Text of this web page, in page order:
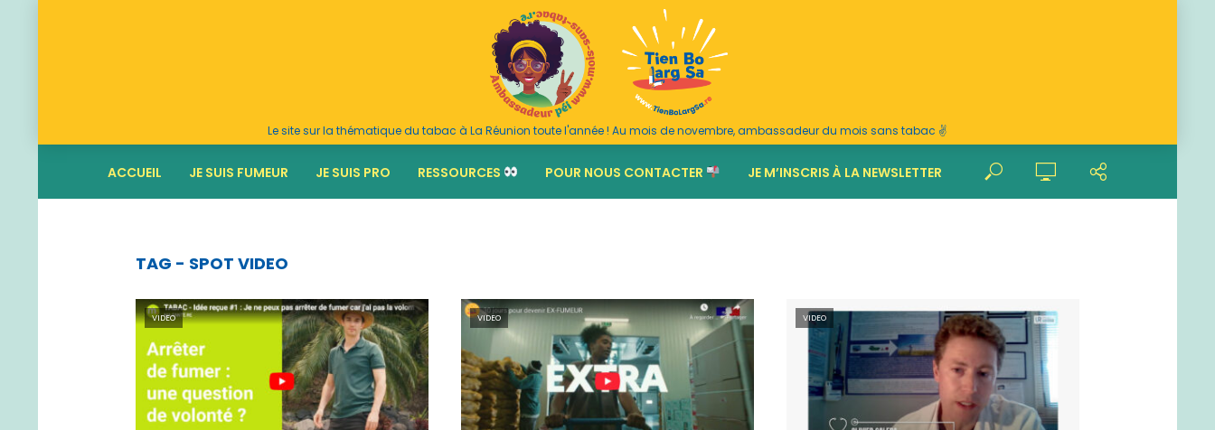
Le site sur la thématique du tabac à La Réunion toute l'année ! Au mois de novembre, ambassadeur du mois sans tabac ✌️
ACCUEIL JE SUIS FUMEUR JE SUIS PRO RESSOURCES POUR NOUS CONTACTER JE M’INSCRIS À LA NEWSLETTER
TAG - SPOT VIDEO
VIDEO VIDEO VIDEO